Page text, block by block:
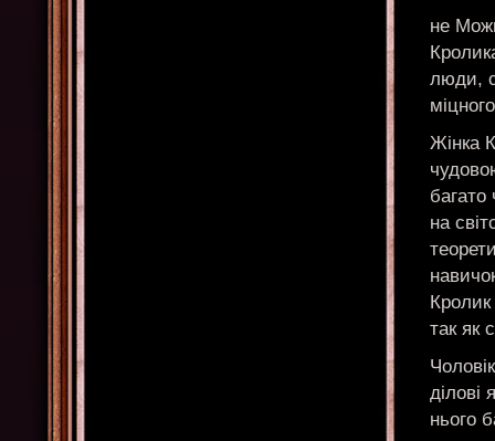
не
люди,
Жінка
на
Кролик
так як
ділові
нього